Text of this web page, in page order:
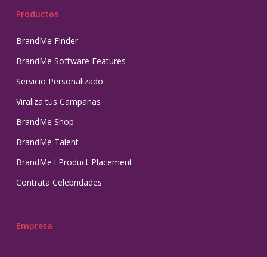
Productos
BrandMe Finder
BrandMe Software Features
Servicio Personalizado
Viraliza tus Campañas
BrandMe Shop
BrandMe Talent
BrandMe l Product Placement
Contrata Celebridades
Empresa